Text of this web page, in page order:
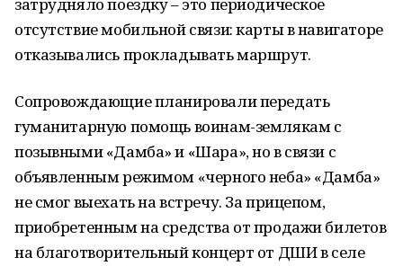
отсутствие мобильной связи: карты в навигаторе
отказывались прокладывать маршрут.
Сопровождающие планировали передать
гуманитарную помощь воинам-землякам с
позывными «Дамба» и «Шара», но в связи с
объявленным режимом «черного неба» «Дамба»
не смог выехать на встречу. За прицепом,
приобретенным на средства от продажи билетов
на благотворительный концерт от ДШИ в селе